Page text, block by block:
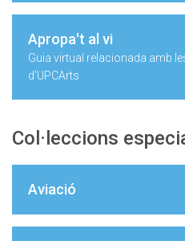
Apropa't al vi
Guia virtual relacionada amb
d'UPCArts
Col·leccions
Aviació